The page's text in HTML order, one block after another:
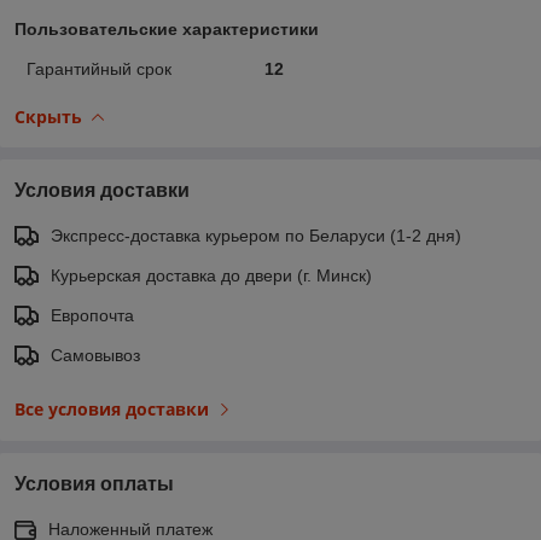
Пользовательские характеристики
Гарантийный срок 12
Скрыть
Условия доставки
Экспресс-доставка курьером по Беларуси (1-2 дня)
Курьерская доставка до двери (г. Минск)
Европочта
Самовывоз
Все условия доставки
Условия оплаты
Наложенный платеж